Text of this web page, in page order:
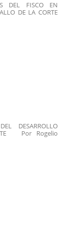
DEL FISCO EN
DE LA CORTE
DESARROLLO
Por Rogelio